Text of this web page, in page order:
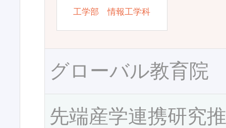
工学部 情報工学科
グローバル教育院
先端産学連携研究